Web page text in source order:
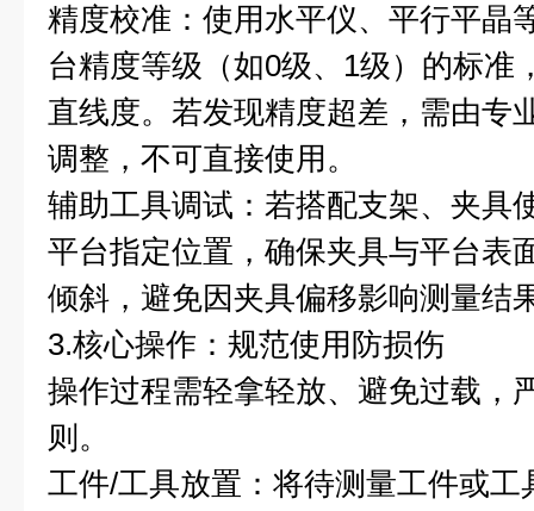
精度校准：使用水平仪、平行平晶
台精度等级（如0级、1级）的标准
直线度。若发现精度超差，需由专
调整，不可直接使用。
辅助工具调试：若搭配支架、夹具
平台指定位置，确保夹具与平台表
倾斜，避免因夹具偏移影响测量
3.核心操作：规范使用防损伤
操作过程需轻拿轻放、避免过载，
则。
工件/工具放置：将待测量工件或